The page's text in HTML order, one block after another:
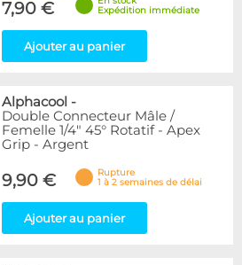
7,90 €
Expédition immédiate
Ajouter au panier
Alphacool -
Double Connecteur Mâle /
Femelle 1/4" 45° Rotatif - Apex
Grip - Argent
9,90 €
Rupture
1 à 2 semaines de délai
Ajouter au panier